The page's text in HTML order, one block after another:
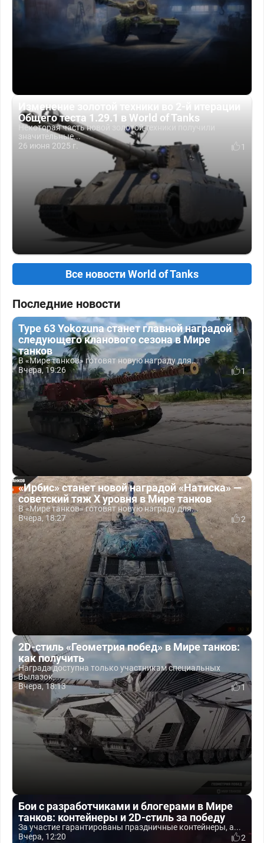
Изменение золотой техники во 2-й итерации
Общего теста 1.29.1 в World of Tanks
Некоторая часть новой золотой техники получили
значительные...
26 июня 2025 г.
1
Все новости World of Tanks
Последние новости
Type 63 Yokozuna станет главной наградой
следующего кланового сезона в Мире
танков
В «Мире танков» готовят новую награду для...
Вчера, 19:26
1
«Ирбис» станет новой наградой «Натиска» —
советский тяж X уровня в Мире танков
В «Мире танков» готовят новую награду для...
Вчера, 18:27
2
2D-стиль «Геометрия побед» в Мире танков:
как получить
Награда доступна только участникам специальных
Вылазок,...
Вчера, 18:13
1
Бои с разработчиками и блогерами в Мире
танков: контейнеры и 2D-стиль за победу
За участие гарантированы праздничные контейнеры, а...
Вчера, 12:20
2